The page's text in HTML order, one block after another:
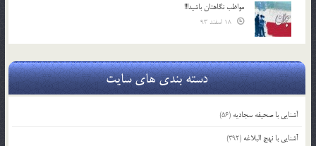
مواظب نگاهتان باشید!!!
دسته بندی های سایت
آشنایی با صحیفه سجادیه (56)
آشنایی با نهج البلاغه (392)